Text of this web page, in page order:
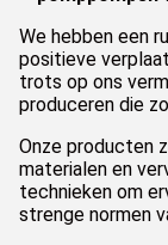
We hebben een
positieve
trots op ons
produceren die
Onze producten
materialen en
technieken om
strenge normen